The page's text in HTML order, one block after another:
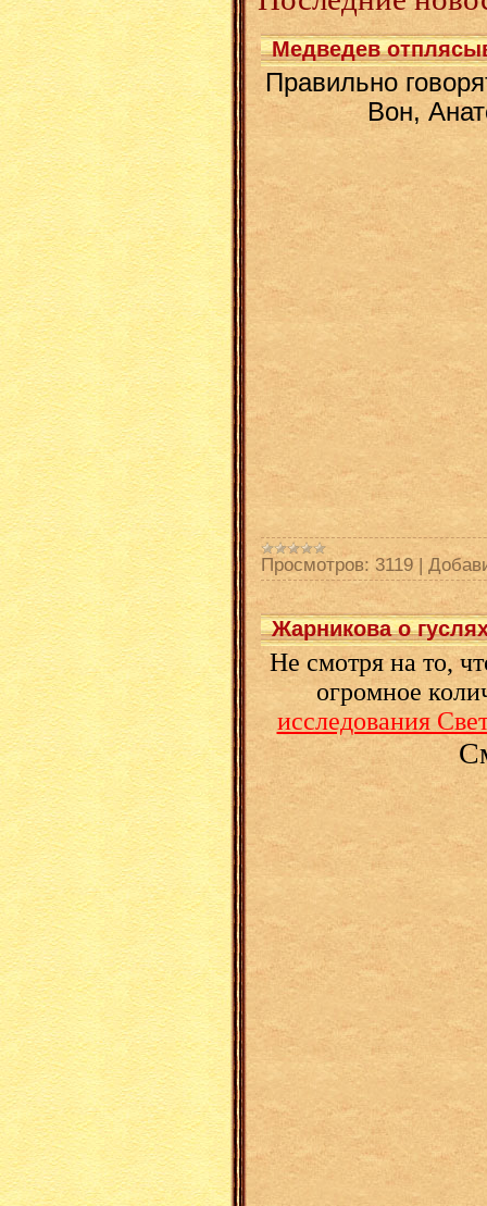
Медведев
Правильно
Вон,
Просмотров: 3119 |
Жарникова о
Не смотря на то,
огромное
исследования